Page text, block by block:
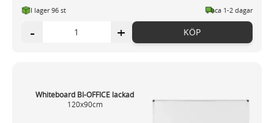
I lager 96 st ca 1-2 dagar
- + KÖP
Whiteboard BI-OFFICE lackad
120x90cm